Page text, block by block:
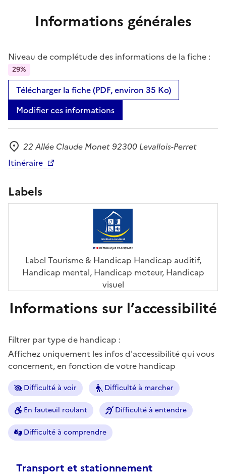
Informations générales
Niveau de complétude des informations de la fiche :
29%
Télécharger la fiche (PDF, environ 35 Ko)
Modifier ces informations
Adresse
22 Allée Claude Monet 92300 Levallois-Perret
Itinéraire
Labels
Label Tourisme & Handicap Handicap auditif,
Handicap mental, Handicap moteur, Handicap
visuel
Informations sur l’accessibilité
Filtrer par type de handicap :
Affichez uniquement les infos d'accessibilité qui vous
concernent, en fonction de votre handicap
Difficulté à voir Difficulté à marcher
En fauteuil roulant Difficulté à entendre
Difficulté à comprendre
Transport et stationnement